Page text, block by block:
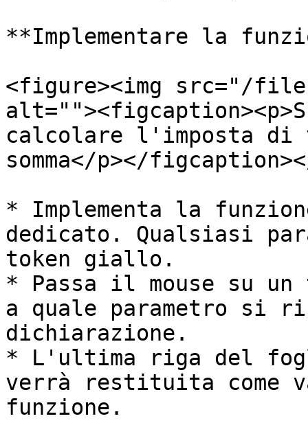
**Implementare la
<figure><img src="/files/
calcolare l'imposta di
somma</p></
* Implementa la
dedicato. Qualsiasi
token giallo.
* Passa il mouse su un
a quale parametro si
dichiarazione.
* L'ultima riga del
verrà restituita come
funzione.